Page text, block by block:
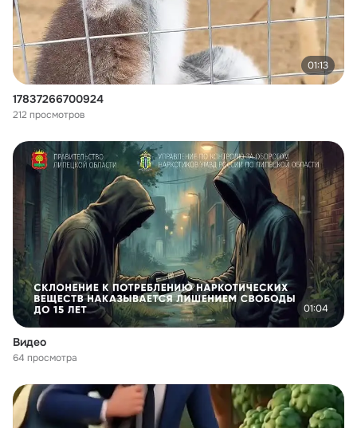
01:13
17837266700924
212 просмотров
01:04
Видео
64 просмотра